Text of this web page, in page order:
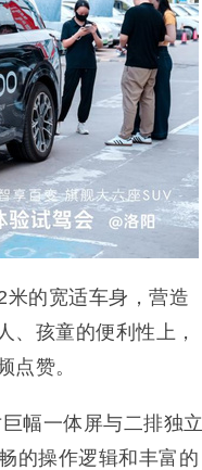
的宽适车身，营造
、孩童的便利性上，
点赞。
幅一体屏与二排独立
的操作逻辑和丰富的